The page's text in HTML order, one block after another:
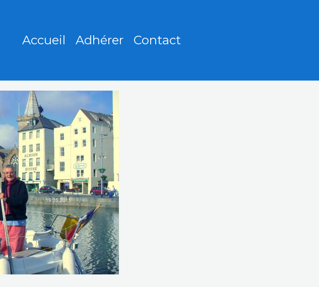
Accueil Adhérer Contact